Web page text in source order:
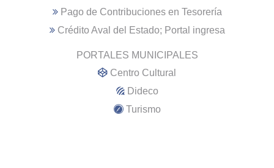
Pago de Contribuciones en Tesorería
Crédito Aval del Estado; Portal ingresa
PORTALES MUNICIPALES
Centro Cultural
Dideco
Turismo